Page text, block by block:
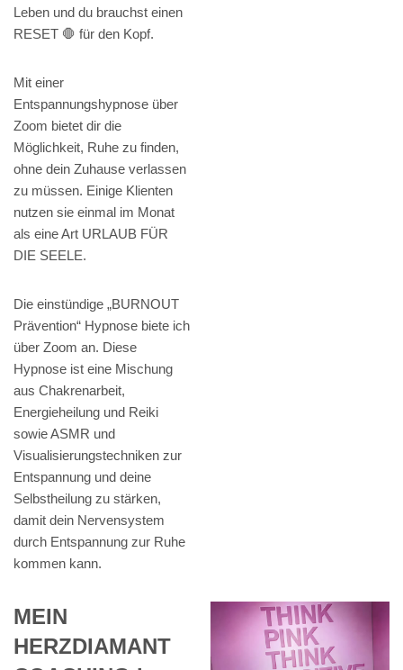
Leben und du brauchst einen
RESET 🛑 für den Kopf.
Mit einer
Entspannungshypnose über
Zoom bietet dir die
Möglichkeit, Ruhe zu finden,
ohne dein Zuhause verlassen
zu müssen. Einige Klienten
nutzen sie einmal im Monat
als eine Art URLAUB FÜR
DIE SEELE.
Die einstündige „BURNOUT
Prävention“ Hypnose biete ich
über Zoom an. Diese
Hypnose ist eine Mischung
aus Chakrenarbeit,
Energieheilung und Reiki
sowie ASMR und
Visualisierungstechniken zur
Entspannung und deine
Selbstheilung zu stärken,
damit dein Nervensystem
durch Entspannung zur Ruhe
kommen kann.
MEIN
HERZDIAMANT